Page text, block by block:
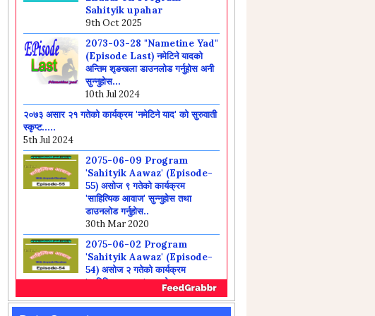
(Episode Last) नमेटिने यादको
अन्तिम शृङखला डाउनलोड गर्नुहोस अनी
सुन्नुहोस...
10th Jul 2024
२०७३ असार २१ गतेको कार्यक्रम 'नमेटिने याद' को सुरुवाती
स्कृप्ट.....
2075-06-09 Program
'साहित्यिक आवाज' सुन्नुहोस तथा
डाउनलोड गर्नुहोस..
30th Mar 2020
2075-06-02 Program
'Sahityik Aawaz' (Episode-
54) असोज २ गतेको कार्यक्रम
'साहित्यिक आवाज' सुन्नुहोस तथा
डाउनलोड गर्नुहोस...
30th Mar 2020
2075-05-26 Program
'Sahityik Aawaz' (Episode-
53) भाद्र २६ गतेको कार्यक्रम